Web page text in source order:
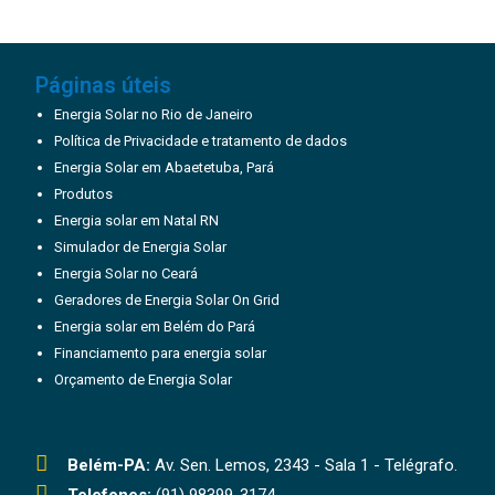
Páginas úteis
Energia Solar no Rio de Janeiro
Política de Privacidade e tratamento de dados
Energia Solar em Abaetetuba, Pará
Produtos
Energia solar em Natal RN
Simulador de Energia Solar
Energia Solar no Ceará
Geradores de Energia Solar On Grid
Energia solar em Belém do Pará
Financiamento para energia solar
Orçamento de Energia Solar
Belém-PA: Av. Sen. Lemos, 2343 - Sala 1 - Telégrafo.